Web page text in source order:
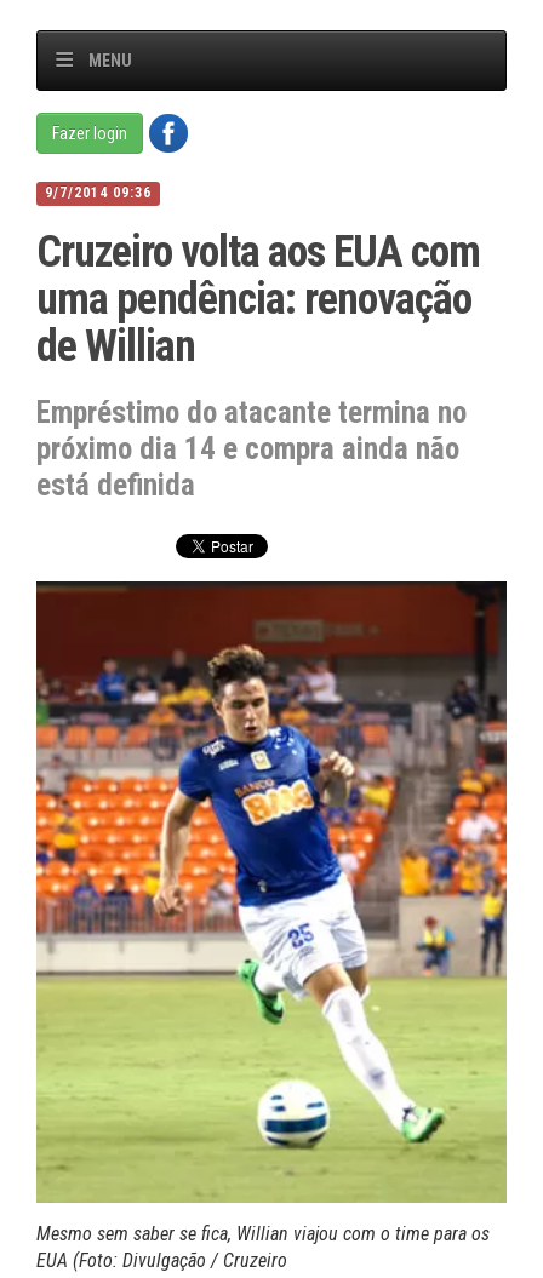
MENU
Fazer login
9/7/2014 09:36
Cruzeiro volta aos EUA com
uma pendência: renovação
de Willian
Empréstimo do atacante termina no
próximo dia 14 e compra ainda não
está definida
Mesmo sem saber se fica, Willian viajou com o time para os
EUA (Foto: Divulgação / Cruzeiro